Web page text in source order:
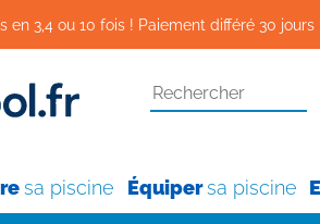
en 3,4 ou 10 fois ! Paiement différé 30
sa piscine Équipersa piscine